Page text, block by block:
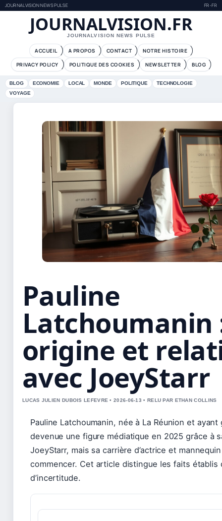
JOURNALVISION NEWS PULSE FR-FR
JOURNALVISION.FR
JOURNALVISION NEWS PULSE
ACCUEIL A PROPOS CONTACT
NOTRE HISTOIRE
PRIVACY POLICY
POLITIQUE DES COOKIES NEWSLETTER BLOG
BLOG ECONOMIE LOCAL MONDE POLITIQUE
TECHNOLOGIE
VOYAGE
Pauline
Latchoumanin
origine et
avec JoeyStarr
LUCAS JULIEN DUBOIS LEFEVRE • 2026-06-13 • RELU PAR ETHAN COLLINS
Pauline Latchoumanin, née à La Réunion et
devenue une figure médiatique en 2025 grâce à
JoeyStarr, mais sa carrière d’actrice et
commencer. Cet article distingue les faits établis
d’incertitude.